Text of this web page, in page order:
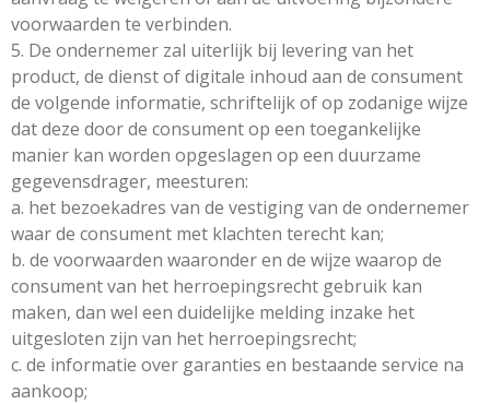
voorwaarden te verbinden.
5. De ondernemer zal uiterlijk bij levering van het
product, de dienst of digitale inhoud aan de consument
de volgende informatie, schriftelijk of op zodanige wijze
dat deze door de consument op een toegankelijke
manier kan worden opgeslagen op een duurzame
gegevensdrager, meesturen:
a. het bezoekadres van de vestiging van de ondernemer
waar de consument met klachten terecht kan;
b. de voorwaarden waaronder en de wijze waarop de
consument van het herroepingsrecht gebruik kan
maken, dan wel een duidelijke melding inzake het
uitgesloten zijn van het herroepingsrecht;
c. de informatie over garanties en bestaande service na
aankoop;